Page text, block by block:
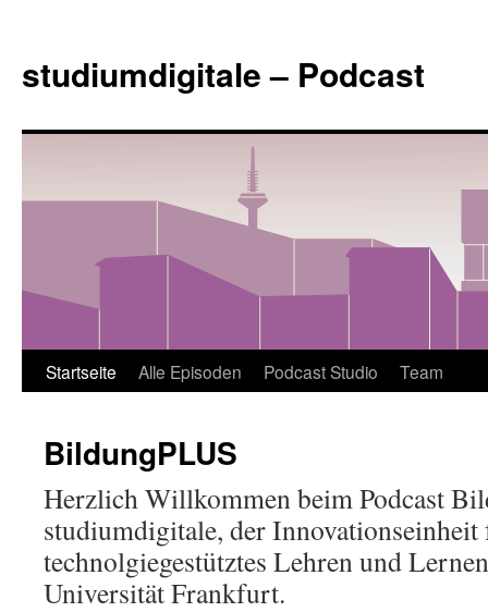
springen
studiumdigitale – Podcast
Startseite Alle Episoden Podcast Studio Team
BildungPLUS
Herzlich Willkommen beim Podcast
studiumdigitale, der
technolgiegestütztes Lehren und
Universität Frankfurt.